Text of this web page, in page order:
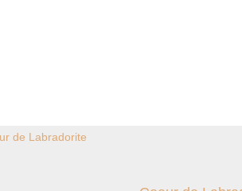
de Labradorite